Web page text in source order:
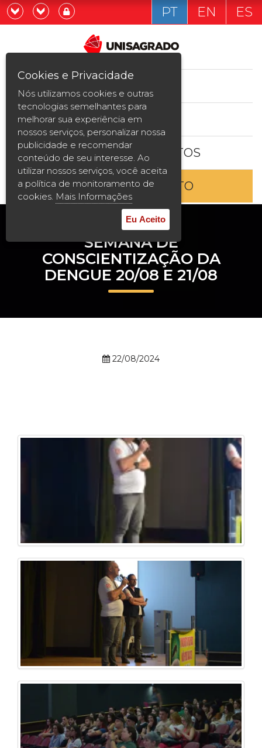
Graduação
Pós-graduação e MBA
Curta Duração
Vestibular
2ª Graduação
Transferência
Reingresso
Prouni
UATI
Já sou estudande
Quero ser estudante
PT EN ES
ESTUDE AQUI
BOLSAS E DESCONTOS
ENTRE EM CONTATO
SEMANA DE
CONSCIENTIZAÇÃO DA
DENGUE 20/08 E 21/08
22/08/2024
Cookies e Privacidade
Nós utilizamos cookies e outras
tecnologias semelhantes para
melhorar sua experiência em
nossos serviços, personalizar nossa
publicidade e recomendar
conteúdo de seu interesse. Ao
utilizar nossos serviços, você aceita
a política de monitoramento de
cookies. Mais Informações
Eu Aceito